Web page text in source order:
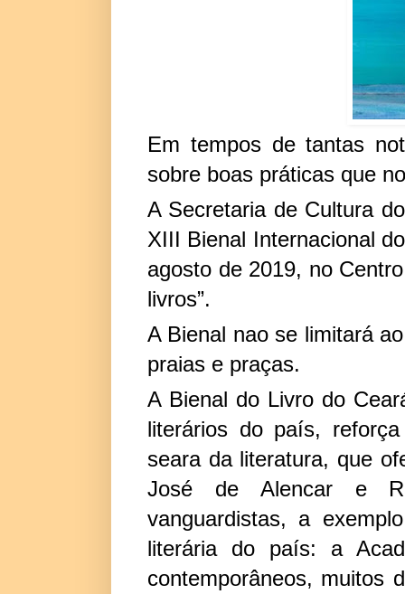
Em tempos de tantas
sobre boas práticas que
A Secretaria de Cultura
XIII Bienal Internacional
agosto de 2019, no
livros”.
A Bienal nao se limitará
praias e praças.
A Bienal do Livro do
literários do país,
seara da literatura, que
José de Alencar e
vanguardistas, a
literária do país: a
contemporâneos, muitos